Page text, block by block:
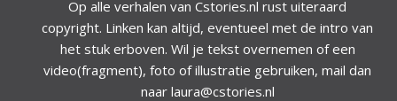
Op alle verhalen van Cstories.nl rust uiteraard
copyright. Linken kan altijd, eventueel met de intro van
het stuk erboven. Wil je tekst overnemen of een
video(fragment), foto of illustratie gebruiken, mail dan
naar laura@cstories.nl